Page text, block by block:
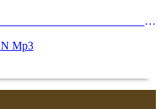
Shttps Videeyl Mjvry Web Id ᅠ ᅠ ᅠ ᅠ ᅠ ᅠ ᅠ ᅠ ᅠ ᅠ ᅠ ᅠ ᅠ ᅠ ᅠ ᅠ ᅠ ᅠ ᅠ ᅠ ᅠ ᅠ ᅠ ᅠ ᅠ ᅠ ᅠ ᅠ ᅠ ᅠ ᅠ ᅠ ᅠ ᅠ ᅠ ᅠ ᅠ ᅠ ᅠ ᅠ ᅠ ᅠ ᅠ ᅠ ᅠ ᅠ ᅠ ᅠ ᅠ ᅠ ᅠ ᅠ ᅠ ᅠ ᅠ ᅠ ᅠ Mp3
Mp3